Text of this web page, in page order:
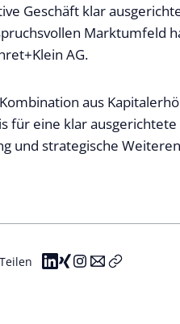
Geschäft klar
Marktumfeld
AG.
aus
für eine klar
und strategische
Teilen